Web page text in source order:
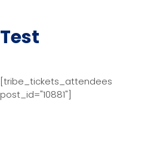
Test
[tribe_tickets_attendees
post_id="10881"]